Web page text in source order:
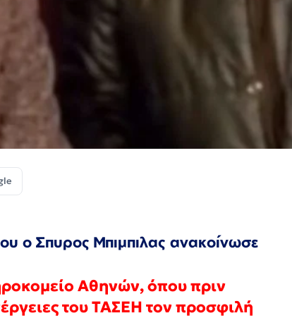
ο Σπυρος Μπιμπιλας ανακοίνωσε
Αθηνών, όπου πριν
του ΤΑΣΕΗ τον προσφιλή